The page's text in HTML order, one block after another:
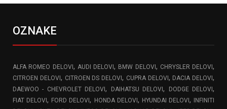
OZNAKE
ALFA ROMEO DELOVI, AUDI DELOVI, BMW DELOVI, CHRYSLER DELOVI,
CITROEN DELOVI, CITROEN DS DELOVI, CUPRA DELOVI, DACIA DELOVI,
DAEWOO - CHEVROLET DELOVI, DAIHATSU DELOVI, DODGE DELOVI,
FIAT DELOVI, FORD DELOVI, HONDA DELOVI, HYUNDAI DELOVI, INFINITI